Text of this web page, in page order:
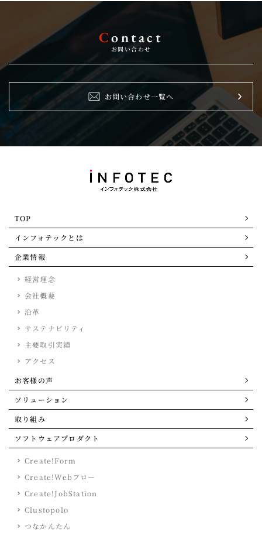
Contact
お問い合わせ
お問い合わせ一覧へ
TOP
インフォテックとは
企業情報
経営理念
会社概要
沿革
サステナビリティ
主要取引実績
アクセス
お客様の声
ソリューション
取り組み
ソフトウェアプロダクト
Create!Form
Create!Webフロー
Create!JobStation
Clustopolo
つなかんたん